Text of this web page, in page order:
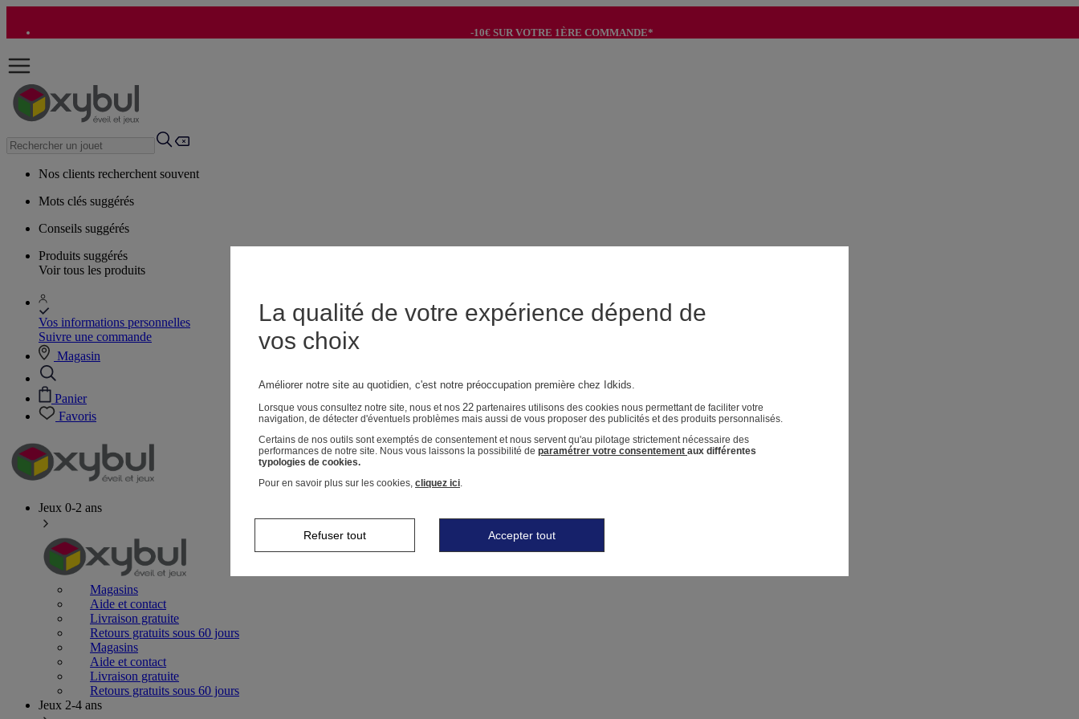
-10€ SUR VOTRE 1ÈRE COMMANDE*
Nos clients recherchent souvent
Mots clés suggérés
Conseils suggérés
Produits suggérés
Voir tous les produits
Vos informations personnelles
Suivre une commande
Magasin
Panier
Favoris
Jeux 0-2 ans
Magasins
Aide et contact
Livraison gratuite
Retours gratuits sous 60 jours
Magasins
Aide et contact
Livraison gratuite
Retours gratuits sous 60 jours
Jeux 2-4 ans
La qualité de votre expérience dépend de
vos choix
Améliorer notre site au quotidien, c'est notre préoccupation première chez Idkids.
Lorsque vous consultez notre site, nous et nos 22 partenaires utilisons des cookies nous permettant de faciliter votre
navigation, de détecter d'éventuels problèmes mais aussi de vous proposer des publicités et des produits personnalisés.
Certains de nos outils sont exemptés de consentement et nous servent qu'au pilotage strictement nécessaire des
performances de notre site. Nous vous laissons la possibilité de paramétrer votre consentement aux différentes
typologies de cookies.
Pour en savoir plus sur les cookies, cliquez ici.
Refuser tout Accepter tout